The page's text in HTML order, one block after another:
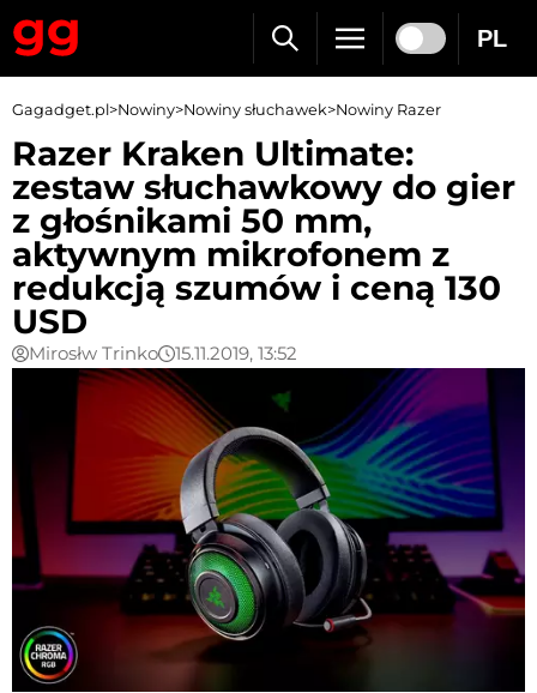
PL
Gagadget.pl>Nowiny>Nowiny słuchawek>Nowiny Razer
Razer Kraken Ultimate:
zestaw słuchawkowy do gier
z głośnikami 50 mm,
aktywnym mikrofonem z
redukcją szumów i ceną 130
USD
Mirosłw Trinko 15.11.2019, 13:52